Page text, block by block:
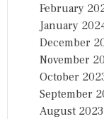
February
January
December
November
October
September
August 2023